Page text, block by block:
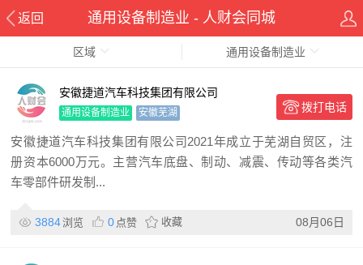
区域 通用设备制造业
安徽捷道汽车科技集团有限公司
通用设备制造业 安徽芜湖 拨打电话
安徽捷道汽车科技集团有限公司2021年成立于芜湖自贸区，注
册资本6000万元。主营汽车底盘、制动、减震、传动等各类汽
车零部件研发制...
3884浏览 0 点赞 收藏 08月06日
返回 通用设备制造业 - 人财会同城